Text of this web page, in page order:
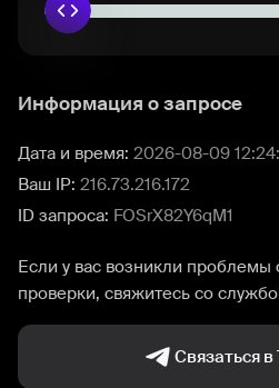
Информация о запросе
Дата и время: 2026-08-09
Ваш IP: 216.73.216.172
ID запроса: FOSrX82Y6qM1
Если у вас возникли
проверки, свяжитесь со
Связаться